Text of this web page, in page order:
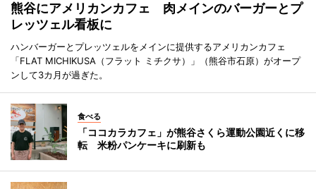
熊谷にアメリカンカフェ 肉メインのバーガーとプ
レッツェル看板に
ハンバーガーとプレッツェルをメインに提供するアメリカンカフェ
「FLAT MICHIKUSA（フラット ミチクサ）」（熊谷市石原）がオープ
ンして3カ月が過ぎた。
食べる
「ココカラカフェ」が熊谷さくら運動公園近くに移
転 米粉パンケーキに刷新も